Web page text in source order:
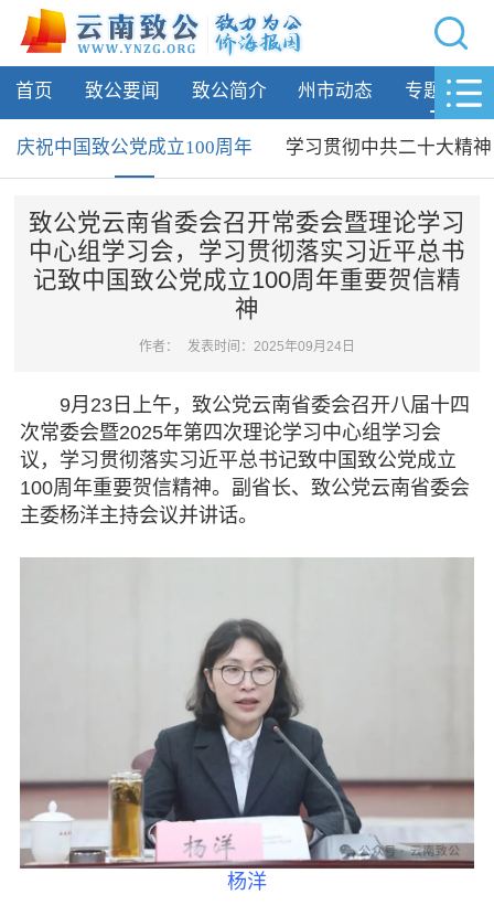
网站导航
首页
致公要闻
州市动态
专题活动
庆祝中国致公党成立100周年
致公科普·抗疫篇
我和我的祖国——致公党第三届摄
影赛
聚焦十九大 迈向新征程
“忠魂归国”公益活动
坚持和发展中国特色社会主义学习
实践活动
致力为公 侨海报国
致公党二十年回眸
履行职责
自身建设
首页 致公要闻 致公简介 州市动态 专题活动
庆祝中国致公党成立100周年 学习贯彻中共二十大精神
致公党云南省委会召开常委会暨理论学习
中心组学习会，学习贯彻落实习近平总书
记致中国致公党成立100周年重要贺信精
神
作者： 发表时间：2025年09月24日
9月23日上午，致公党云南省委会召开八届十四
次常委会暨2025年第四次理论学习中心组学习会
议，学习贯彻落实习近平总书记致中国致公党成立
100周年重要贺信精神。副省长、致公党云南省委会
主委杨洋主持会议并讲话。
杨洋